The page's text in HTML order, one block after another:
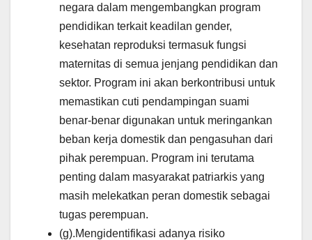
negara dalam mengembangkan program
pendidikan terkait keadilan gender,
kesehatan reproduksi termasuk fungsi
maternitas di semua jenjang pendidikan dan
sektor. Program ini akan berkontribusi untuk
memastikan cuti pendampingan suami
benar-benar digunakan untuk meringankan
beban kerja domestik dan pengasuhan dari
pihak perempuan. Program ini terutama
penting dalam masyarakat patriarkis yang
masih melekatkan peran domestik sebagai
tugas perempuan.
(g).Mengidentifikasi adanya risiko